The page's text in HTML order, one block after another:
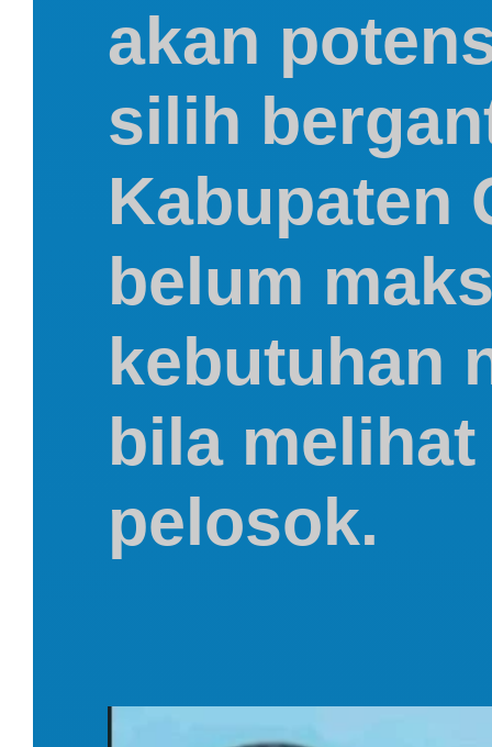
akan
silih
Kabupaten
belum
kebutuhan
bila
pelosok.